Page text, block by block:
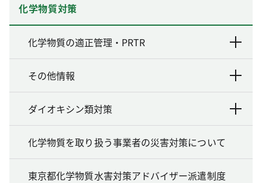
化学物質対策
化学物質の適正管理・PRTR
その他情報
ダイオキシン類対策
化学物質を取り扱う事業者の災害対策について
東京都化学物質水害対策アドバイザー派遣制度